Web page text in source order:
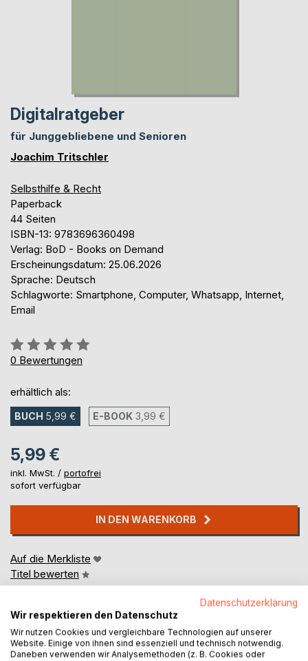
Digitalratgeber
für Junggebliebene und Senioren
Joachim Tritschler
Selbsthilfe & Recht
Paperback
44 Seiten
ISBN-13: 9783696360498
Verlag: BoD - Books on Demand
Erscheinungsdatum: 25.06.2026
Sprache: Deutsch
Schlagworte: Smartphone, Computer, Whatsapp, Internet,
Email
Bewertung::
0%
0 Bewertungen
erhältlich als:
BUCH 5,99 € E-BOOK 3,99 €
5,99 €
inkl. MwSt. / portofrei
sofort verfügbar
IN DEN WARENKORB
Auf die Merkliste
Titel bewerten
Datenschutzerklärung
Wir respektieren den Datenschutz
Wir nutzen Cookies und vergleichbare Technologien auf unserer
Website. Einige von ihnen sind essenziell und technisch notwendig.
Daneben verwenden wir Analysemethoden (z. B. Cookies oder